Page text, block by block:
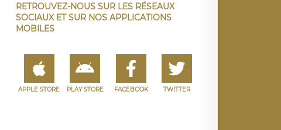
RETROUVEZ-NOUS SUR LES RÉSEAUX
SOCIAUX ET SUR NOS APPLICATIONS
MOBILES
APPLE STORE PLAY STORE FACEBOOK TWITTER